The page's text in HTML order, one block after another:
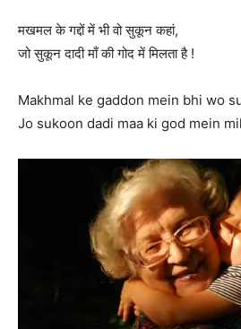
मखमल के गद्दों में भी वो सुकून कहां,
जो सुकून दादी माँ की गोद में मिलता है !
Makhmal ke gaddon mein bhi wo
Jo sukoon dadi maa ki god mein